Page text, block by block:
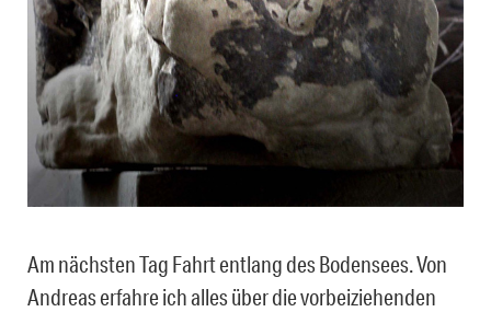
Am nächsten Tag Fahrt entlang des Bodensees. Von
Andreas erfahre ich alles über die vorbeiziehenden